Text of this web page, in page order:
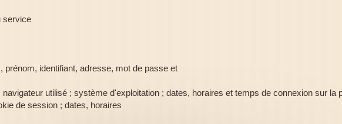
service
prénom, identifiant, adresse, mot de passe et
utilisé ; système d'exploitation ; dates, horaires et temps de connexion sur la
de session ; dates, horaires